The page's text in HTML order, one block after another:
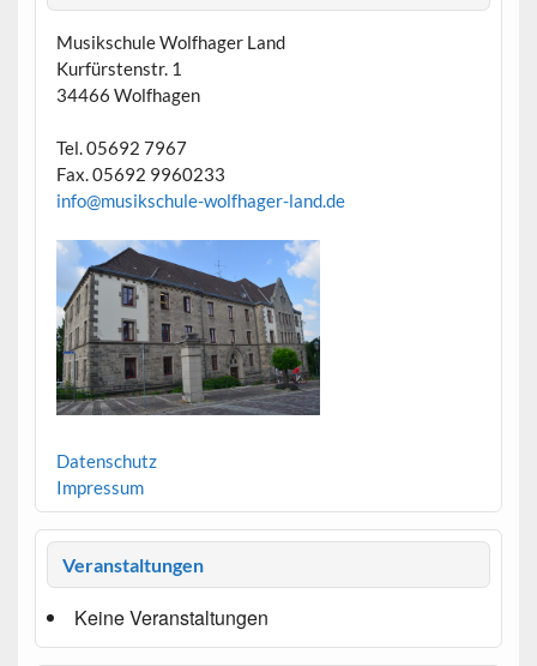
Musikschule Wolfhager Land
Kurfürstenstr. 1
34466 Wolfhagen
Tel. 05692 7967
Fax. 05692 9960233
info@musikschule-wolfhager-land.de
Datenschutz
Impressum
Veranstaltungen
Keine Veranstaltungen